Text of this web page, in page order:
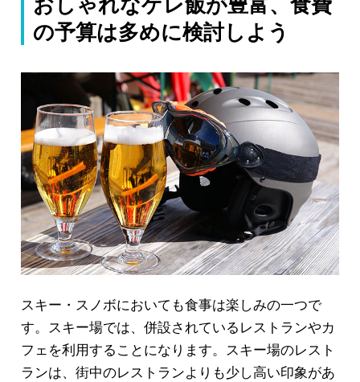
の予算は多めに検討しよう
スキー・スノボにおいても食事は楽しみの一つで
す。スキー場では、併設されているレストランやカ
フェを利用することになります。スキー場のレスト
ランは、街中のレストランよりも少し高い印象があ